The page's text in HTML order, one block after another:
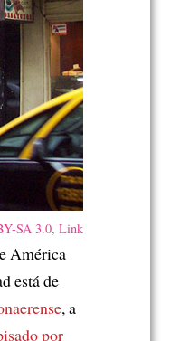
SA 3.0, Link
América
está de
, a
por